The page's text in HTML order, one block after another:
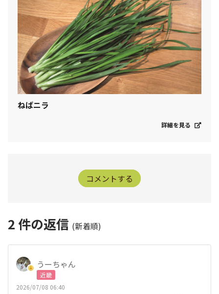
ねばニラ
詳細を見る
コメントする
2 件の返信 (新着順)
うーちゃん
近畿
2026/07/08 06:40